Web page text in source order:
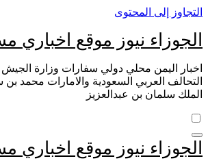
التجاوز إلى المحتوى
الجوزاء نيوز موقع اخباري
اخبار اليمن محلي دولي سفارات وزارة
التحالف العربي السعودية والامارات محمد
الملك سلمان بن عبدالعزيز
الجوزاء نيوز موقع اخباري